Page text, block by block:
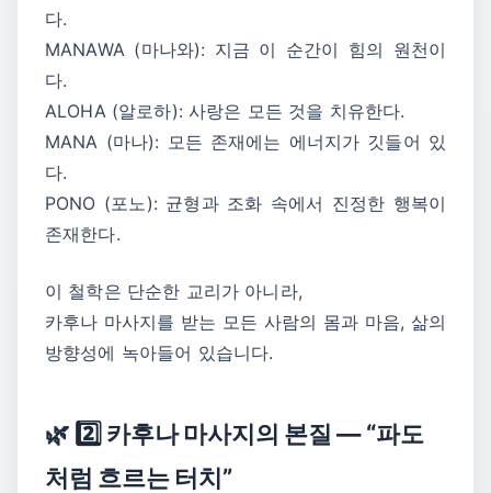
다.
MANAWA (마나와): 지금 이 순간이 힘의 원천이
다.
ALOHA (알로하): 사랑은 모든 것을 치유한다.
MANA (마나): 모든 존재에는 에너지가 깃들어 있
다.
PONO (포노): 균형과 조화 속에서 진정한 행복이
존재한다.
이 철학은 단순한 교리가 아니라,
카후나 마사지를 받는 모든 사람의 몸과 마음, 삶의
방향성에 녹아들어 있습니다.
🌿 2️⃣ 카후나 마사지의 본질 — “파도
처럼 흐르는 터치”